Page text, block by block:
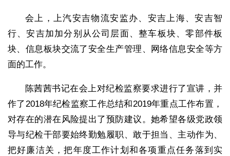
会上，上汽安吉物流安监办、安吉上海、安吉智
行、安吉加加分别从公司层面、整车板块、零部件板
块、信息板块交流了安全生产管理、网络信息安全等方
面的工作。
陈茜茜书记在会上对纪检监察要求进行了宣讲，并
作了2018年纪检监察工作总结和2019年重点工作布置，
对存在的潜在风险提出了预防建议。她希望各级党政领
导与纪检干部要始终勤勉履职、敢于担当、主动作为、
把好廉洁关，把年度工作计划和各项重点任务落到实